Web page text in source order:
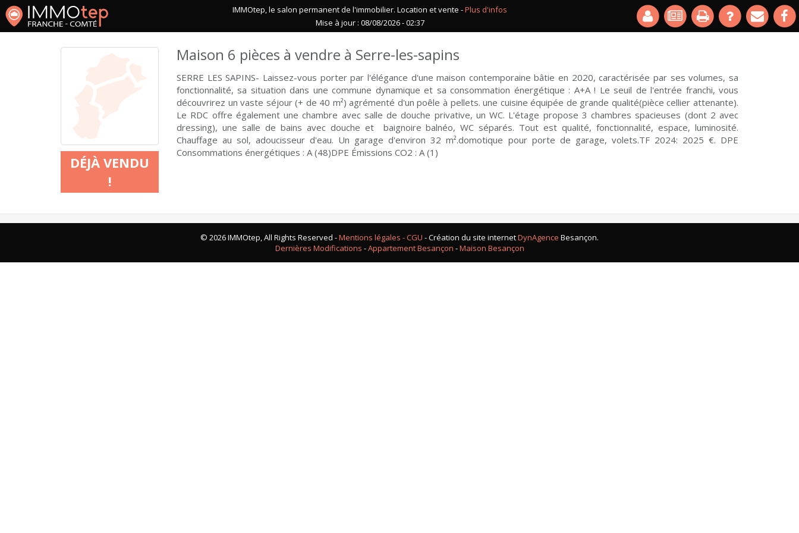
IMMOtep, le salon permanent de l'immobilier. Location et vente -Plus d'infos
Mise à jour : 08/08/2026 - 02:37
DÉJÀ VENDU
!
Maison 6 pièces à vendre à Serre-les-sapins
SERRE LES SAPINS- Laissez-vous porter par l'élégance d'une maison contemporaine bâtie en 2020, caractérisée par ses volumes, sa
fonctionnalité, sa situation dans une commune dynamique et sa consommation énergétique : A+A ! Le seuil de l'entrée franchi, vous
découvrirez un vaste séjour (+ de 40 m²) agrémenté d'un poêle à pellets. une cuisine équipée de grande qualité(pièce cellier attenante).
Le RDC offre également une chambre avec salle de douche privative, un WC. L'étage propose 3 chambres spacieuses (dont 2 avec
dressing), une salle de bains avec douche et baignoire balnéo, WC séparés. Tout est qualité, fonctionnalité, espace, luminosité.
Chauffage au sol, adoucisseur d'eau. Un garage d'environ 32 m².domotique pour porte de garage, volets.TF 2024: 2025 €. DPE
Consommations énergétiques : A (48)DPE Émissions CO2 : A (1)
© 2026 IMMOtep, All Rights Reserved -Mentions légales - CGU - Création du site internetDynAgence Besançon.
Dernières Modifications -Appartement Besançon -Maison Besançon